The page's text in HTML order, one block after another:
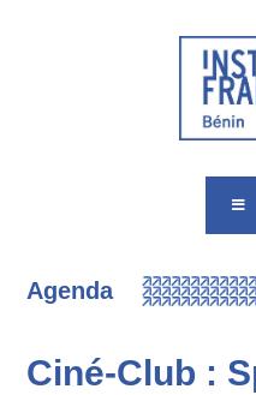
Agenda
Ciné-Club :